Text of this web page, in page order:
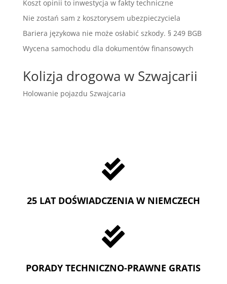
Koszt opinii to inwestycja w fakty techniczne
Nie zostań sam z kosztorysem ubezpieczyciela
Bariera językowa nie może osłabić szkody. § 249 BGB
Wycena samochodu dla dokumentów finansowych
Kolizja drogowa w Szwajcarii
Holowanie pojazdu Szwajcaria

25 LAT DOŚWIADCZENIA W NIEMCZECH

PORADY TECHNICZNO-PRAWNE GRATIS